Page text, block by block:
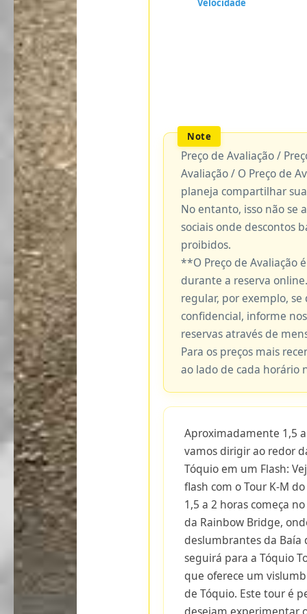
Preço de Avaliação /
Avaliação / O Preço de
planeja compartilhar
No entanto, isso não se
sociais onde descontos
proibidos.
**O Preço de Avaliação
durante a reserva
regular, por exemplo,
confidencial, informe
reservas através de
Para os preços mais
ao lado de cada horário
Aproximadamente 1,5
vamos dirigir ao redor
Tóquio em um Flash:
flash com o Tour K-M
1,5 a 2 horas começa
da Rainbow Bridge,
deslumbrantes da Baía
seguirá para a Tóquio
que oferece um
de Tóquio. Este tour é